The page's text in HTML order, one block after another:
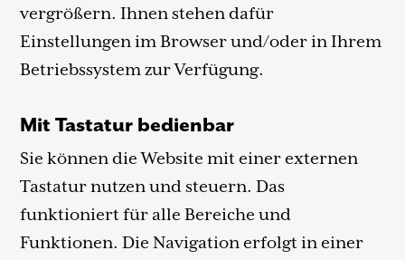
vergrößern. Ihnen stehen dafür
Einstellungen im Browser und/oder in Ihrem
Betriebssystem zur Verfügung.
Mit Tastatur bedienbar
Sie können die Website mit einer externen
Tastatur nutzen und steuern. Das
funktioniert für alle Bereiche und
Funktionen. Die Navigation erfolgt in einer